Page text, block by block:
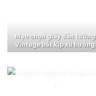
Mẹo chọn giấy dán tường
Vintage bắt kịp xu hướng